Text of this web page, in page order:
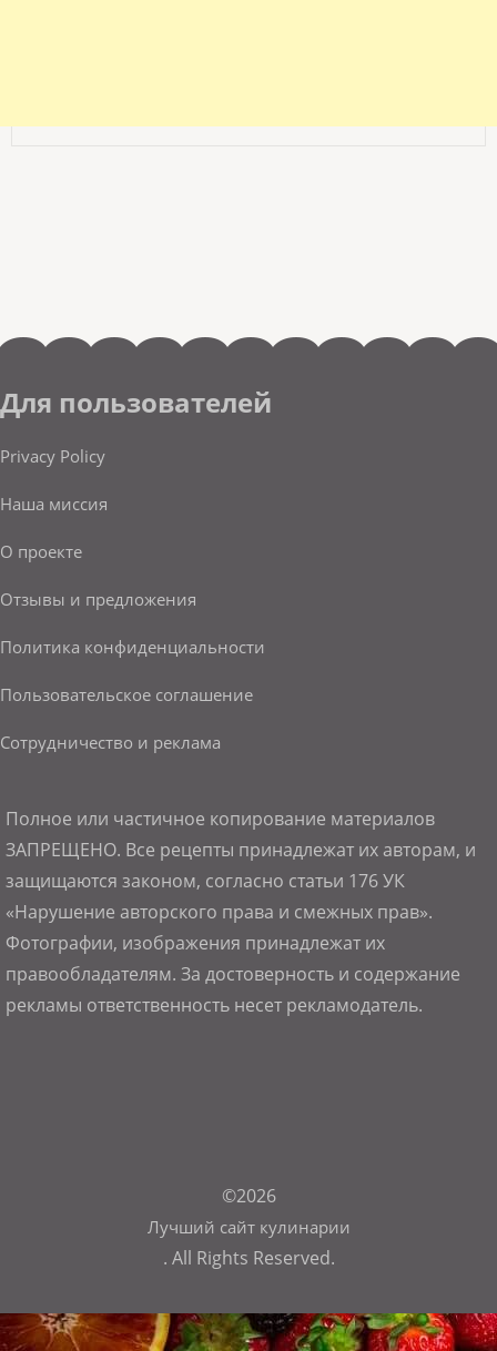
Для пользователей
Privacy Policy
Наша миссия
О проекте
Отзывы и предложения
Политика конфиденциальности
Пользовательское соглашение
Сотрудничество и реклама
Полное или частичное копирование материалов
ЗАПРЕЩЕНО. Все рецепты принадлежат их авторам, и
защищаются законом, согласно статьи 176 УК
«Нарушение авторского права и смежных прав».
Фотографии, изображения принадлежат их
правообладателям. За достоверность и содержание
рекламы ответственность несет рекламодатель.
©2026
Лучший сайт кулинарии
. All Rights Reserved.